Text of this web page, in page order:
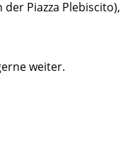
Piazza Plebiscito),
weiter.